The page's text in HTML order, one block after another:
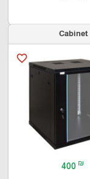
Cabinet
favorite_border
400 ₪